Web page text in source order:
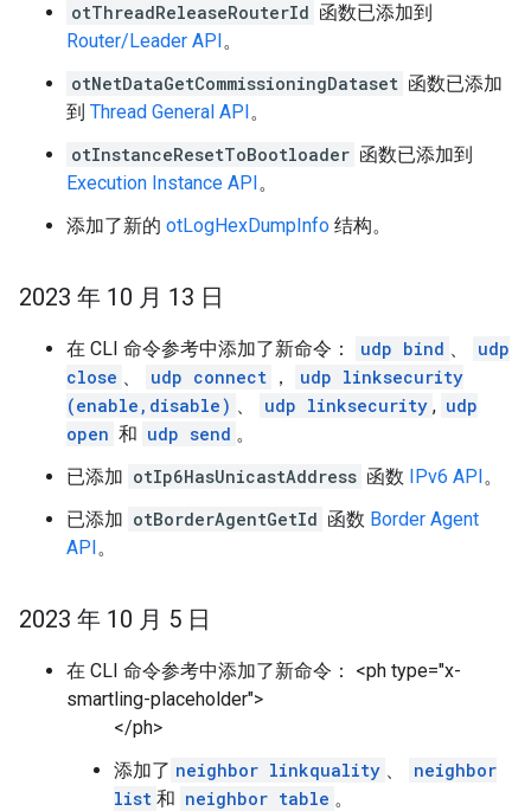
otThreadReleaseRouterId 函数已添加到
Router/Leader API。
otNetDataGetCommissioningDataset 函数已添加
到 Thread General API。
otInstanceResetToBootloader 函数已添加到
Execution Instance API。
添加了新的 otLogHexDumpInfo 结构。
2023 年 10 月 13 日
在 CLI 命令参考中添加了新命令： udp bind 、
udp
close 、 udp connect ，
udp linksecurity
(enable,disable) 、 udp linksecurity , udp
open 和 udp send 。
已添加 otIp6HasUnicastAddress 函数 IPv6 API。
已添加 otBorderAgentGetId 函数 Border Agent
API。
2023 年 10 月 5 日
在 CLI 命令参考中添加了新命令： <ph type="x-
smartling-placeholder">
</ph>
添加了 neighbor linkquality 、
neighbor
list 和 neighbor table 。